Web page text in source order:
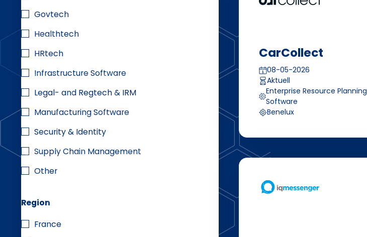
Govtech
Healthtech
HRtech
Infrastructure Software
Legal- and Regtech & IRM
Manufacturing Software
Security & Identity
Supply Chain Management
Other
Region
France
CarCollect
08-05-2026
Aktuell
Enterprise Resource Planning
Software
Benelux